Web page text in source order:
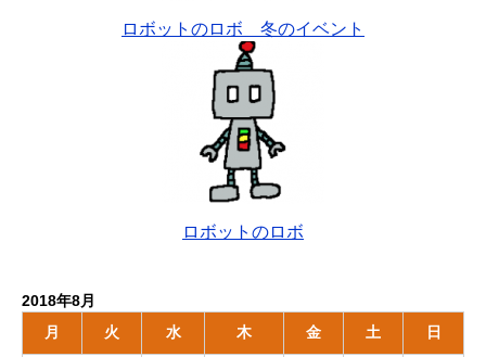
ロボットのロボ 冬のイベント
ロボットのロボ
2018年8月
月
火 水 木 金 土 日